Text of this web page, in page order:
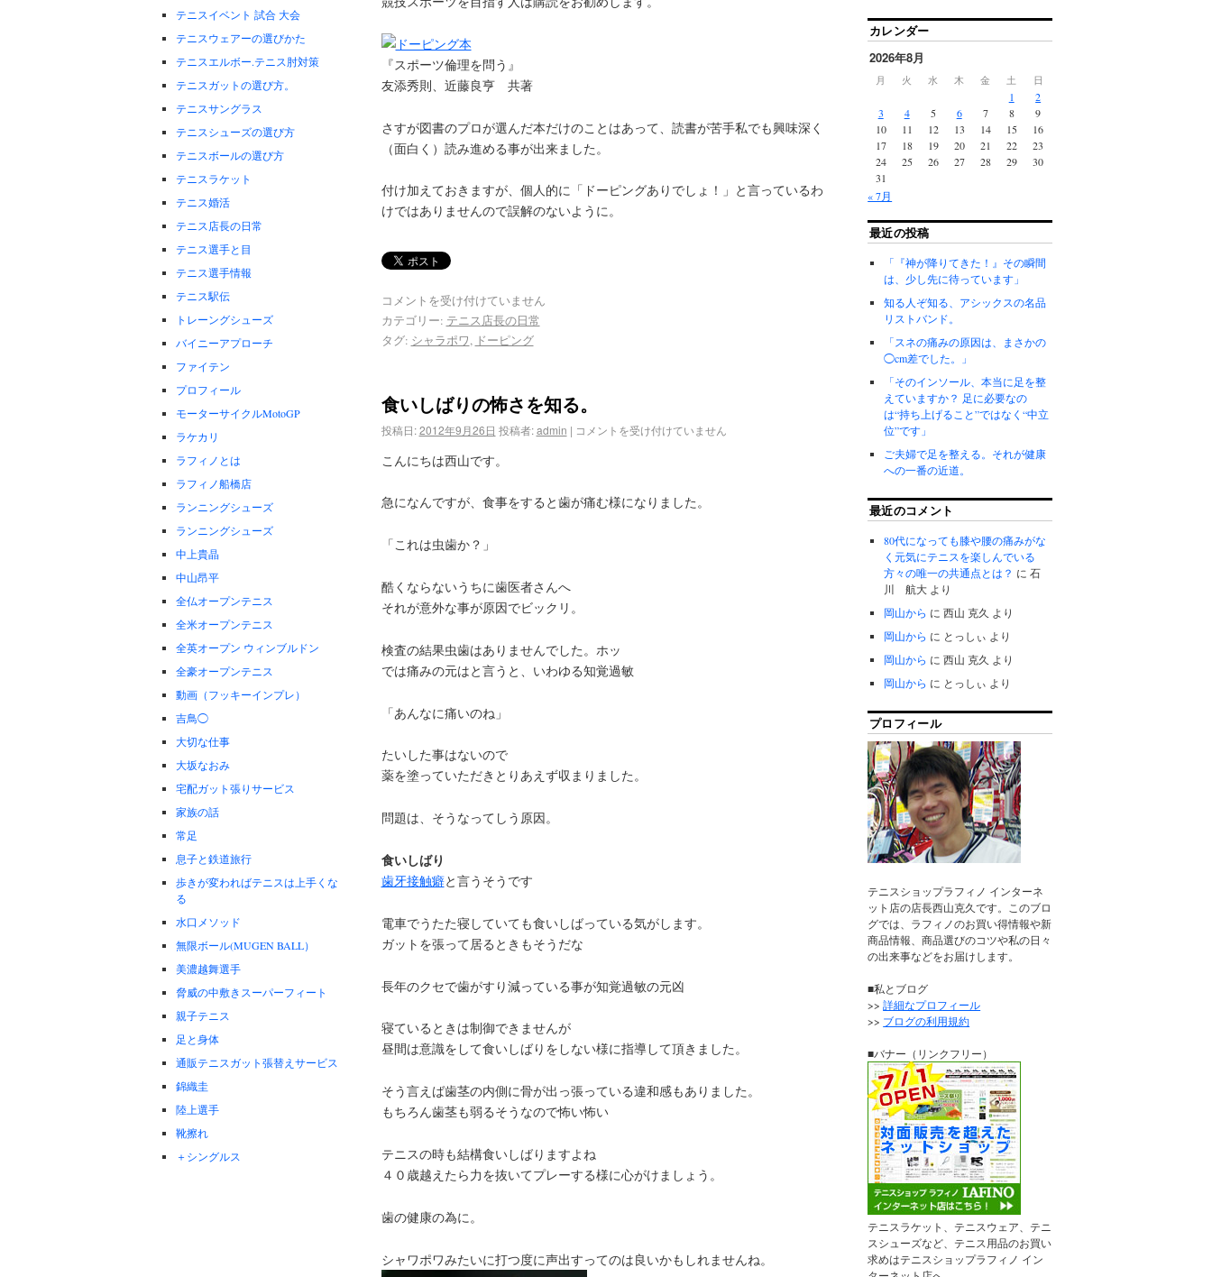
『スポーツ倫理を問う』
友添秀則、近藤良亨 共著
さすが図書のプロが選んだ本だけのことはあって、読書が苦手私でも興味深く
（面白く）読み進める事が出来ました。
付け加えておきますが、個人的に「ドーピングありでしょ！」と言っているわ
けではありませんので誤解のないように。
コメントを受け付けていません
カテゴリー: テニス店長の日常
タグ: シャラポワ, ドーピング
食いしばりの怖さを知る。
投稿日: 2012年9月26日 投稿者: admin | コメントを受け付けていません
こんにちは西山です。
急になんですが、食事をすると歯が痛む様になりました。
「これは虫歯か？」
酷くならないうちに歯医者さんへ
それが意外な事が原因でビックリ。
検査の結果虫歯はありませんでした。ホッ
では痛みの元はと言うと、いわゆる知覚過敏
「あんなに痛いのね」
たいした事はないので
薬を塗っていただきとりあえず収まりました。
問題は、そうなってしう原因。
食いしばり
歯牙接触癖と言うそうです
電車でうたた寝していても食いしばっている気がします。
ガットを張って居るときもそうだな
長年のクセで歯がすり減っている事が知覚過敏の元凶
寝ているときは制御できませんが
昼間は意識をして食いしばりをしない様に指導して頂きました。
そう言えば歯茎の内側に骨が出っ張っている違和感もありました。
もちろん歯茎も弱るそうなので怖い怖い
テニスの時も結構食いしばりますよね
４０歳越えたら力を抜いてプレーする様に心がけましょう。
歯の健康の為に。
シャワポワみたいに打つ度に声出すってのは良いかもしれませんね。
テニスイベント 試合 大会
テニスウェアーの選びかた
テニスエルボー.テニス肘対策
テニスガットの選び方。
テニスサングラス
テニスシューズの選び方
テニスボールの選び方
テニスラケット
テニス婚活
テニス店長の日常
テニス選手と目
テニス選手情報
テニス駅伝
トレーングシューズ
バイニーアプローチ
ファイテン
プロフィール
モーターサイクルMotoGP
ラケカリ
ラフィノとは
ラフィノ船橋店
ランニングシューズ
ランニングシューズ
中上貴晶
中山昂平
全仏オープンテニス
全米オープンテニス
全英オープン ウィンブルドン
全豪オープンテニス
動画（フッキーインプレ）
吉鳥◯
大切な仕事
大坂なおみ
宅配ガット張りサービス
家族の話
常足
息子と鉄道旅行
歩きが変わればテニスは上手くな
る
水口メソッド
無限ボール(MUGEN BALL）
美濃越舞選手
脅威の中敷きスーパーフィート
親子テニス
足と身体
通販テニスガット張替えサービス
錦織圭
陸上選手
靴擦れ
＋シングルス
カレンダー
2026年8月
月 火 水 木 金 土 日
« 7月
1
2
3
4 5 6 7 8
9
10
11 12 13 14 15
16
17
18 19 20 21 22
23
24
25 26 27 28 29
30
31
最近の投稿
「『神が降りてきた！』その瞬間
は、少し先に待っています」
知る人ぞ知る、アシックスの名品
リストバンド。
「スネの痛みの原因は、まさかの
◯cm差でした。」
「そのインソール、本当に足を整
えていますか？ 足に必要なの
は“持ち上げること”ではなく“中立
位”です」
ご夫婦で足を整える。それが健康
への一番の近道。
最近のコメント
80代になっても膝や腰の痛みがな
く元気にテニスを楽しんでいる
方々の唯一の共通点とは？ に石
川 航大 より
岡山から に西山 克久 より
岡山から に とっしぃ より
岡山から に西山 克久 より
岡山から に とっしぃ より
プロフィール
テニスショップラフィノ インターネ
ット店の店長西山克久です。このブロ
グでは、ラフィノのお買い得情報や新
商品情報、商品選びのコツや私の日々
の出来事などをお届けします。
■私とブログ
>>詳細なプロフィール
>> ブログの利用規約
■バナー（リンクフリー）
テニスラケット、テニスウェア、テニ
スシューズなど、テニス用品のお買い
求めはテニスショップラフィノ イン